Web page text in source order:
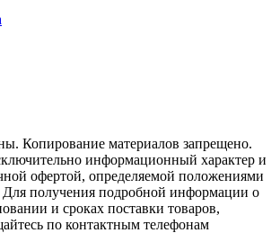
Копирование материалов запрещено.
информационный характер и
офертой, определяемой положениями
получения подробной информации о
и сроках поставки товаров,
по контактным телефонам